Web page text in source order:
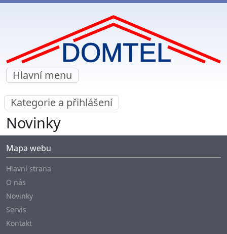
Hlavní menu
Kategorie a přihlášení
Novinky
Mapa webu
Hlavní strana
O nás
Novinky
Servis
Kontakt